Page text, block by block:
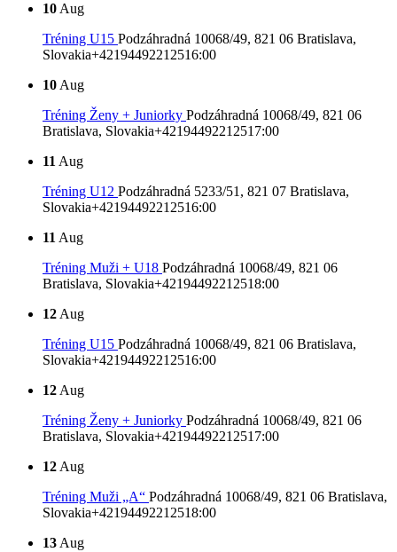
10Aug
Tréning U15 Podzáhradná 10068/49, 821 06 Bratislava,
Slovakia+42194492212516:00
10Aug
Tréning Ženy + Juniorky Podzáhradná 10068/49, 821 06
Bratislava, Slovakia+42194492212517:00
11Aug
Tréning U12 Podzáhradná 5233/51, 821 07 Bratislava,
Slovakia+42194492212516:00
11Aug
Tréning Muži + U18 Podzáhradná 10068/49, 821 06
Bratislava, Slovakia+42194492212518:00
12Aug
Tréning U15 Podzáhradná 10068/49, 821 06 Bratislava,
Slovakia+42194492212516:00
12Aug
Tréning Ženy + Juniorky Podzáhradná 10068/49, 821 06
Bratislava, Slovakia+42194492212517:00
12Aug
Tréning Muži „A“ Podzáhradná 10068/49, 821 06 Bratislava,
Slovakia+42194492212518:00
13Aug